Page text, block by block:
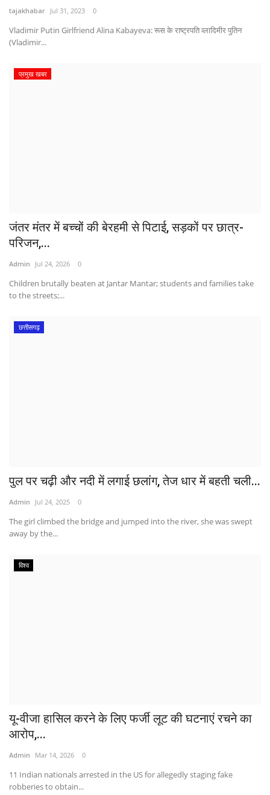
tajakhabar Jul 31, 2023 0
Vladimir Putin Girlfriend Alina Kabayeva: रूस के राष्ट्रपति व्लादिमीर पुतिन
(Vladimir...
प्रमुख खबर
जंतर मंतर में बच्चों की बेरहमी से पिटाई, सड़कों पर छात्र-
परिजन,...
Admin Jul 24, 2026 0
Children brutally beaten at Jantar Mantar; students and families take
to the streets;...
छत्तीसगढ़
पुल पर चढ़ी और नदी में लगाई छलांग, तेज धार में बहती चली...
Admin Jul 24, 2025 0
The girl climbed the bridge and jumped into the river, she was swept
away by the...
विश्व
यू-वीजा हासिल करने के लिए फर्जी लूट की घटनाएं रचने का
आरोप,...
Admin Mar 14, 2026 0
11 Indian nationals arrested in the US for allegedly staging fake
robberies to obtain...